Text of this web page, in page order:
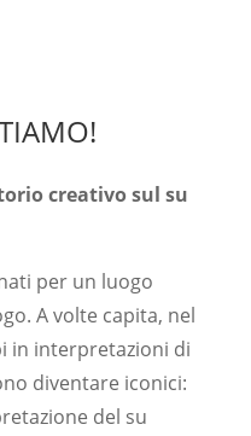
creativo sul su
per un luogo
A volte capita, nel
in interpretazioni di
diventare iconici:
del su